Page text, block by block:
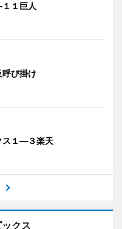
１巨人
呼び掛け
ス１―３楽天
クス